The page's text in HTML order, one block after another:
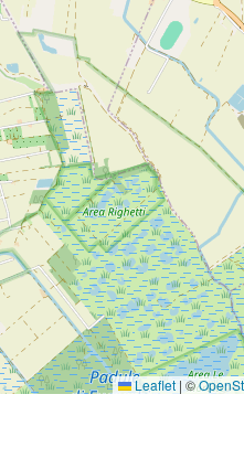
Leaflet | ©